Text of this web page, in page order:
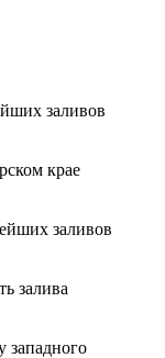
заливов
крае
заливов
залива
западного